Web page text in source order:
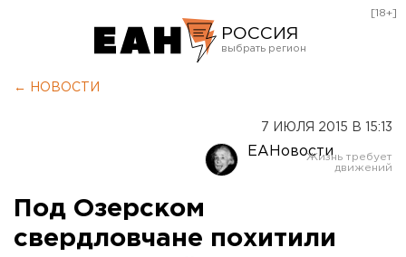
РОССИЯ
Оренбург
[18+]
← НОВОСТИ
7 ИЮЛЯ 2015 В 15:13
ЕАНовости
Под Озерском
свердловчане похитили